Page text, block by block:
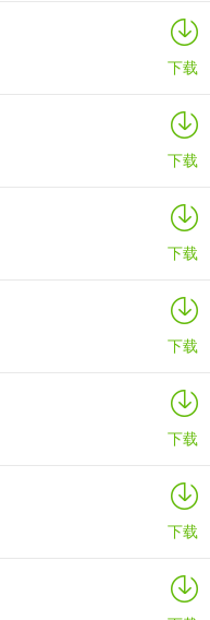
缓等问题。
问题，来了大牌不论是蒙的
好火候，什么时分该涨，什
下载
下载
下载
下载
下载
下载